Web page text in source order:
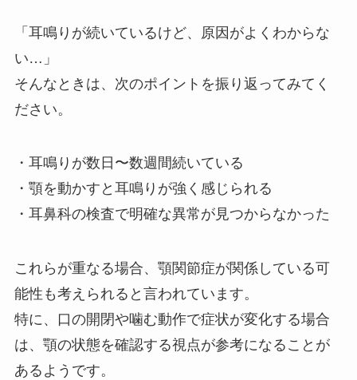
「耳鳴りが続いているけど、原因がよくわからな
い…」
そんなときは、次のポイントを振り返ってみてく
ださい。
・耳鳴りが数日〜数週間続いている
・顎を動かすと耳鳴りが強く感じられる
・耳鼻科の検査で明確な異常が見つからなかった
これらが重なる場合、顎関節症が関係している可
能性も考えられると言われています。
特に、口の開閉や噛む動作で症状が変化する場合
は、顎の状態を確認する視点が参考になることが
あるようです。